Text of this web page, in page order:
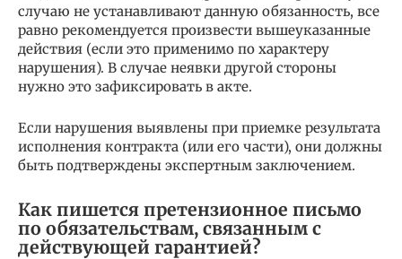
случаю не устанавливают данную обязанность, все
равно рекомендуется произвести вышеуказанные
действия (если это применимо по характеру
нарушения). В случае неявки другой стороны
нужно это зафиксировать в акте.
Если нарушения выявлены при приемке результата
исполнения контракта (или его части), они должны
быть подтверждены экспертным заключением.
Как пишется претензионное письмо
по обязательствам, связанным с
действующей гарантией?